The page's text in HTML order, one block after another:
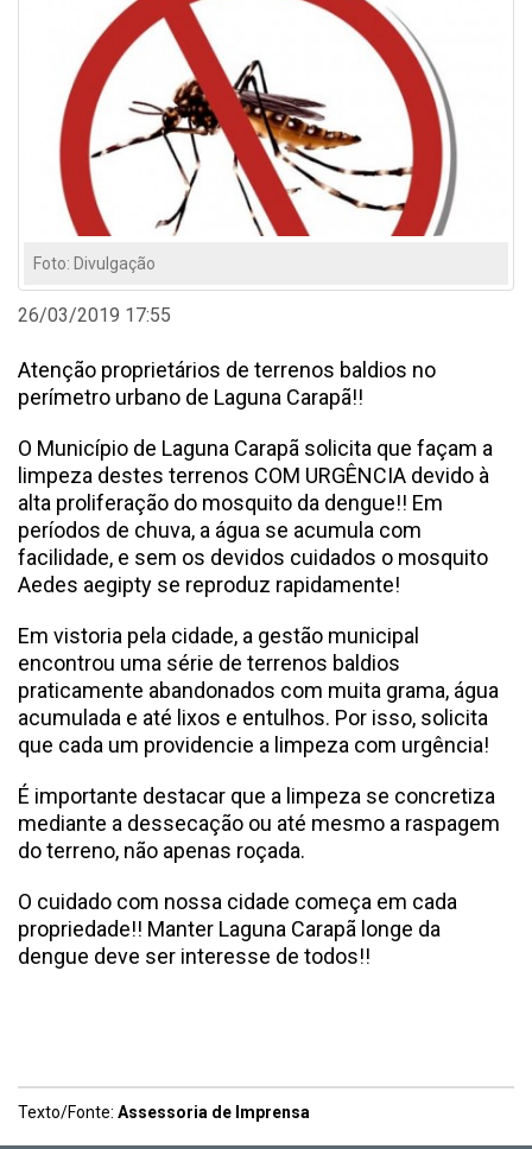
Foto: Divulgação
26/03/2019 17:55
Atenção proprietários de terrenos baldios no
perímetro urbano de Laguna Carapã!!
O Município de Laguna Carapã solicita que façam a
limpeza destes terrenos COM URGÊNCIA devido à
alta proliferação do mosquito da dengue!! Em
períodos de chuva, a água se acumula com
facilidade, e sem os devidos cuidados o mosquito
Aedes aegipty se reproduz rapidamente!
Em vistoria pela cidade, a gestão municipal
encontrou uma série de terrenos baldios
praticamente abandonados com muita grama, água
acumulada e até lixos e entulhos. Por isso, solicita
que cada um providencie a limpeza com urgência!
É importante destacar que a limpeza se concretiza
mediante a dessecação ou até mesmo a raspagem
do terreno, não apenas roçada.
O cuidado com nossa cidade começa em cada
propriedade!! Manter Laguna Carapã longe da
dengue deve ser interesse de todos!!
Texto/Fonte: Assessoria de Imprensa